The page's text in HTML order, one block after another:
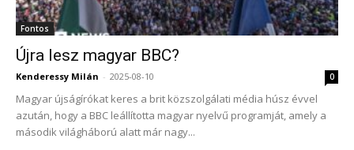
Fontos
Újra lesz magyar BBC?
Kenderessy Milán - 2025-08-10 0
Magyar újságírókat keres a brit közszolgálati média húsz évvel
azután, hogy a BBC leállította magyar nyelvű programját, amely a
második világháború alatt már nagy...